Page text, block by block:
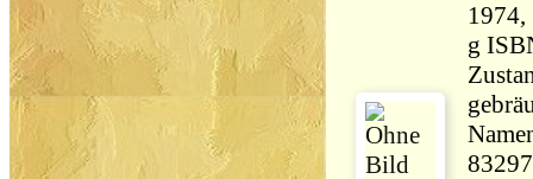
1974,
g
83297